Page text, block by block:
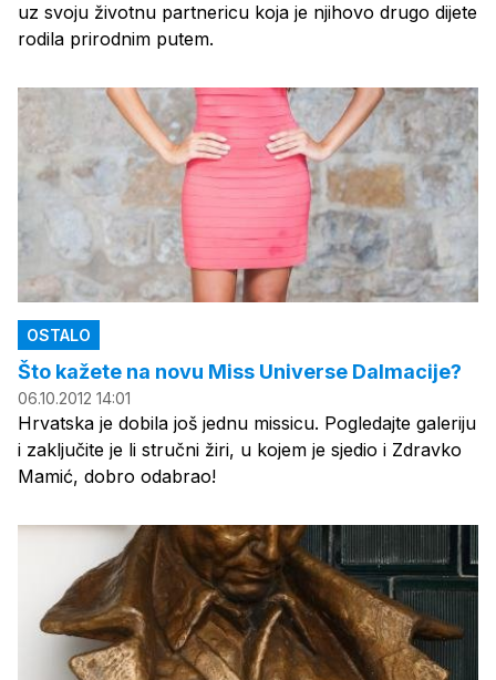
uz svoju životnu partnericu koja je njihovo drugo dijete
rodila prirodnim putem.
OSTALO
Što kažete na novu Miss Universe Dalmacije?
06.10.2012 14:01
Hrvatska je dobila još jednu missicu. Pogledajte galeriju
i zaključite je li stručni žiri, u kojem je sjedio i Zdravko
Mamić, dobro odabrao!